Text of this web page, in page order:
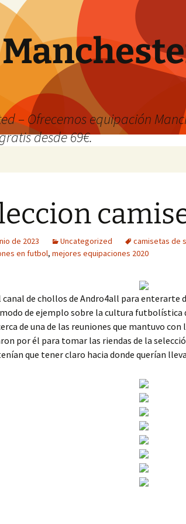
– Ofrecemos equipación
desde 69€.
de 2023 Uncategorized camisetas de
en futbol, mejores equipaciones 2020
canal de chollos de Andro4all para enterarte
modo de ejemplo sobre la cultura futbolística
de una de las reuniones que mantuvo con
por él para tomar las riendas de la
que tener claro hacia donde querían